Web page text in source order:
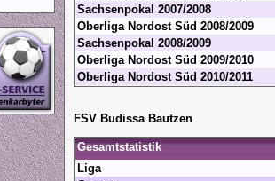
Sachsenpokal 2007/2008
Oberliga Nordost Süd 2008/2009
Sachsenpokal 2008/2009
Oberliga Nordost Süd 2009/2010
Oberliga Nordost Süd 2010/2011
FSV Budissa Bautzen
Gesamtstatistik
Liga